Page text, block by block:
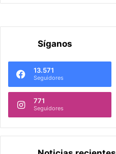
Síganos
13.571
Seguidores
771
Seguidores